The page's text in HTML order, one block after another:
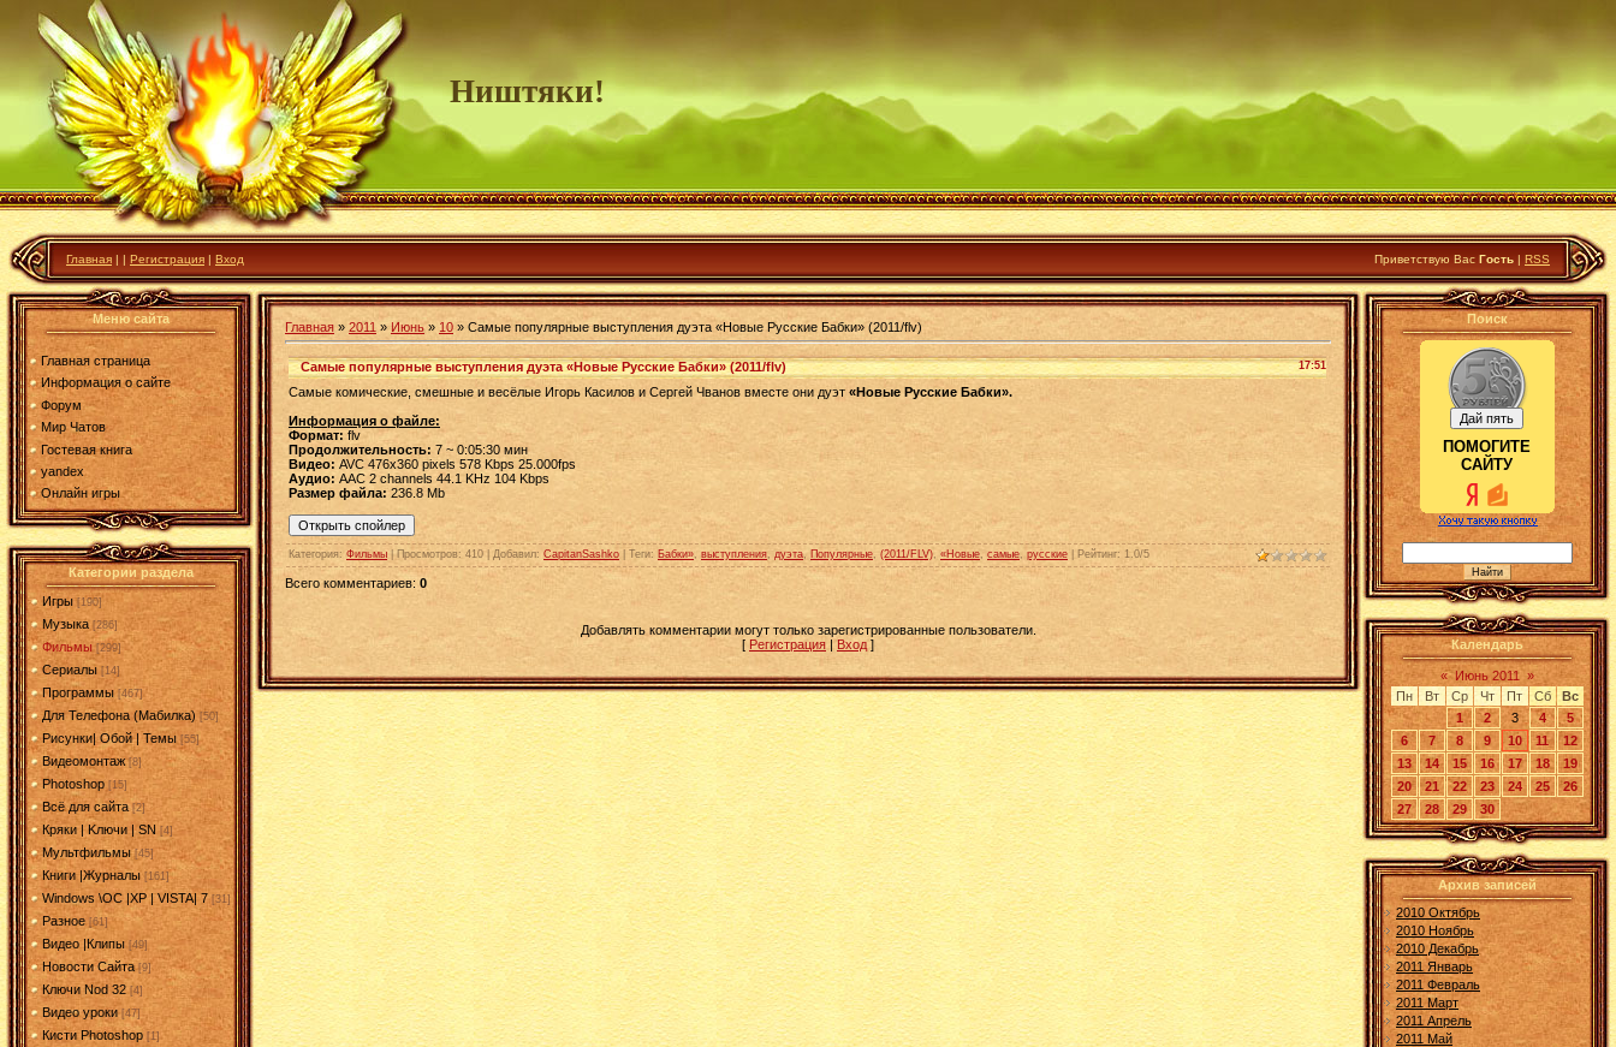
Ништяки!
Главная | | Регистрация | Вход Приветствую Вас Гость | RSS
Меню сайта
Главная страница
Информация о сайте
Форум
Мир Чатов
Гостевая книга
yandex
Онлайн игры
Категории раздела
Игры [190]
Музыка [286]
Фильмы [299]
Сериалы [14]
Программы [467]
Для Телефона (Мабилка) [50]
Рисунки| Обой | Темы [55]
Видеомонтаж [8]
Photoshop [15]
Всё для сайта [2]
Кряки | Kлючи | SN [4]
Мультфильмы [45]
Книги |Журналы [161]
Windows \OC |XP | VISTA| 7 [31]
Разное [61]
Видео |Клипы [49]
Новости Сайта [9]
Ключи Nod 32 [4]
Видео уроки [47]
Кисти Photoshop [1]
Главная » 2011 » Июнь » 10 » Самые популярные выступления дуэта «Новые Русские Бабки» (2011/flv)
17:51
Самые популярные выступления дуэта «Новые Русские Бабки» (2011/flv)
Самые комические, смешные и весёлые Игорь Касилов и Сергей Чванов вместе они дуэт «Новые Русские Бабки».
Информация о файле:
Формат: flv
Продолжительность: 7 ~ 0:05:30 мин
Видео: AVC 476x360 pixels 578 Kbps 25.000fps
Аудио: AAC 2 channels 44.1 KHz 104 Kbps
Размер файла:236.8 Mb
Категория: Фильмы | Просмотров: 410 | Добавил: CapitanSashko Теги: Бабки» выступления дуэта , Популярные (2011/FLV) «Новые самые русские Рейтинг: 1.0/5
Всего комментариев: 0
Добавлять комментарии могут только зарегистрированные пользователи.
[ Регистрация | Вход ]
Поиск
ПОМОГИТЕ
САЙТУ
Календарь
« Июнь 2011 »
Пн
Вт Ср Чт Пт Сб
Вс
1
2 3 4
5
6
7 8 9 10 11
12
13
14 15 16 17 18
19
20
21 22 23 24 25
26
27
28 29 30
Архив записей
2010 Октябрь
2010 Ноябрь
2010 Декабрь
2011 Январь
2011 Февраль
2011 Март
2011 Апрель
2011 Май